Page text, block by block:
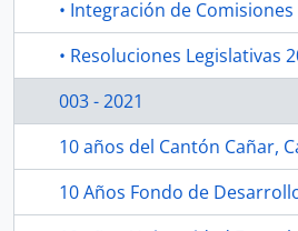
003 - 2021
10 años del Cantón Cañar,